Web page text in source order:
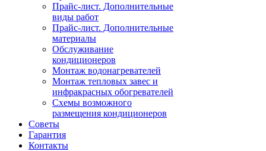
Прайс-лист. Дополнительные
виды работ
Прайс-лист. Дополнительные
материалы
Обслуживание
кондиционеров
Монтаж водонагревателей
Монтаж тепловых завес и
инфракрасных обогревателей
Схемы возможного
размещения кондиционеров
Советы
Гарантия
Контакты